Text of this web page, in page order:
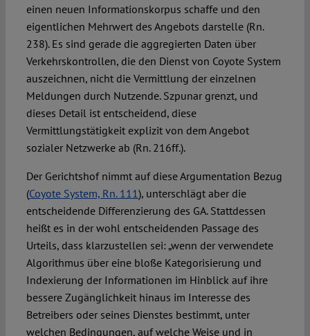
einen neuen Informationskorpus schaffe und den
eigentlichen Mehrwert des Angebots darstelle (Rn.
238). Es sind gerade die aggregierten Daten über
Verkehrskontrollen, die den Dienst von Coyote System
auszeichnen, nicht die Vermittlung der einzelnen
Meldungen durch Nutzende. Szpunar grenzt, und
dieses Detail ist entscheidend, diese
Vermittlungstätigkeit explizit von dem Angebot
sozialer Netzwerke ab (Rn. 216ff.).
Der Gerichtshof nimmt auf diese Argumentation Bezug
(Coyote System, Rn. 111), unterschlägt aber die
entscheidende Differenzierung des GA. Stattdessen
heißt es in der wohl entscheidenden Passage des
Urteils, dass klarzustellen sei: „wenn der verwendete
Algorithmus über eine bloße Kategorisierung und
Indexierung der Informationen im Hinblick auf ihre
bessere Zugänglichkeit hinaus im Interesse des
Betreibers oder seines Dienstes bestimmt, unter
welchen Bedingungen, auf welche Weise und in